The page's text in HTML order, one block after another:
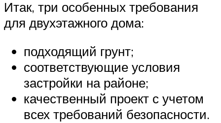
Итак, три особенных требования
для двухэтажного дома:
подходящий грунт;
соответствующие условия
застройки на районе;
качественный проект с учетом
всех требований безопасности.